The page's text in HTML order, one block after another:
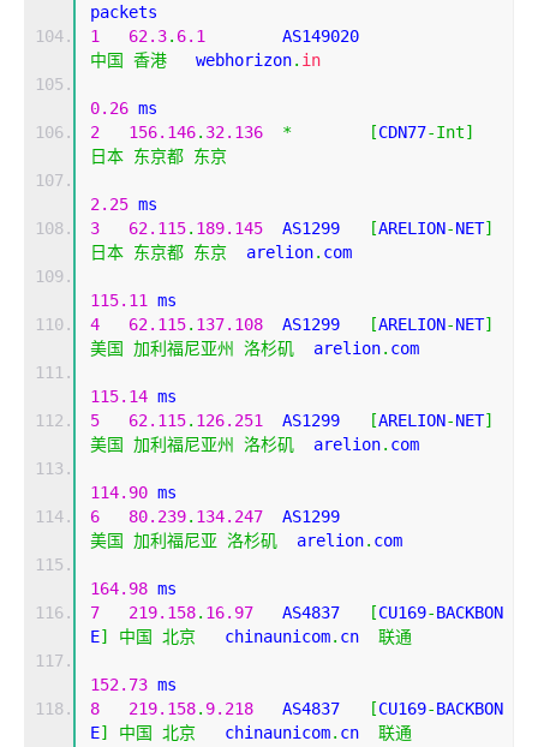
packets
1
62.3. 6.1
中国 香港
   webhorizon
. in
0.26 ms
2
156.146. 32.136 * [CDN77-Int]
日本 东京都 东京
2.25 ms
3
62.115. 189.145
  AS1299
[ARELION-NET]
日本 东京都 东京
  arelion
. com
115.11
ms
4
62.115. 137.108
  AS1299
[ARELION-NET]
美国 加利福尼亚州 洛杉矶
  arelion
. com
115.14 ms
5
62.115. 126.251
  AS1299
[ARELION-NET]
美国 加利福尼亚州 洛杉矶
  arelion
. com
114.90 ms
6
80.239. 134.247
美国 加利福尼亚 洛杉矶
  arelion
. com
164.98 ms
7
219.158. 16.97
   AS4837
[CU169-BACKBON
E] 中国 北京
   chinaunicom
. cn 联通
152.73 ms
8
219.158. 9.218
   AS4837
[CU169-BACKBON
E] 中国 北京
   chinaunicom
. cn 联通